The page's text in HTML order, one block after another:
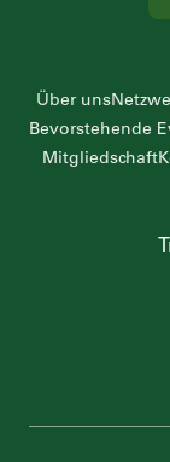
Über uns
Bevorstehende
Mitgliedschaft